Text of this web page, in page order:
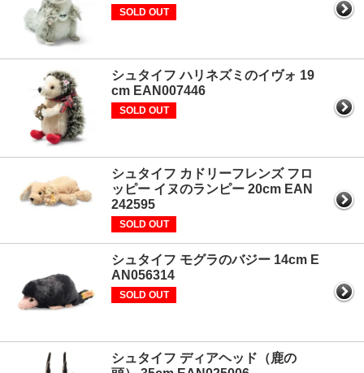
SOLD OUT
シュタイフ ハリネズミのイヴォ 19
cm EAN007446
SOLD OUT
シュタイフ カドリーフレンズ フロ
ッピー イヌのランピー 20cm EAN
242595
SOLD OUT
シュタイフ モグラのバジー 14cm E
AN056314
SOLD OUT
シュタイフ ディアヘッド（鹿の